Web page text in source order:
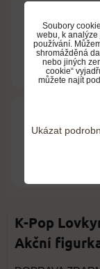
K-Pop
Akční
Soubory
webu, k
používání.
shromážděná
nebo jiných
cookie“
můžete najít
Ukázat